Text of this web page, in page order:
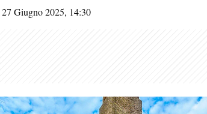
27 Giugno 2025, 14:30